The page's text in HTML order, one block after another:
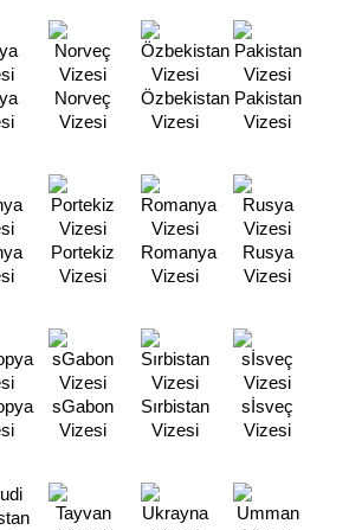
Norveç
Vizesi
Özbekistan
Vizesi
Pakistan
Vizesi
Portekiz
Vizesi
Romanya
Vizesi
Rusya
Vizesi
sGabon
Vizesi
Sırbistan
Vizesi
sİsveç
Vizesi